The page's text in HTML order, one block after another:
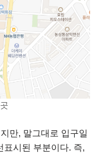
만, 말그대로 입구일
표시된 부분이다. 즉,